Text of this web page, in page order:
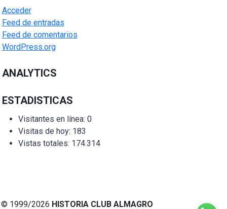
Acceder
Feed de entradas
Feed de comentarios
WordPress.org
ANALYTICS
ESTADISTICAS
Visitantes en línea: 0
Visitas de hoy: 183
Vistas totales: 174.314
© 1999/2026 HISTORIA CLUB ALMAGRO